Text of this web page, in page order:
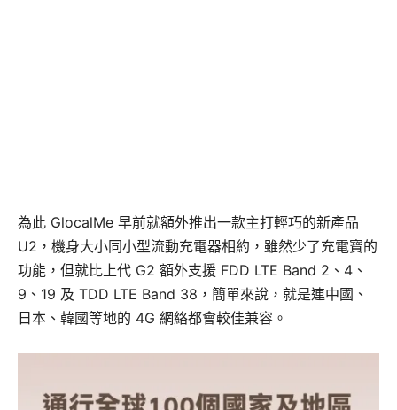
為此 GlocalMe 早前就額外推出一款主打輕巧的新產品
U2，機身大小同小型流動充電器相約，雖然少了充電寶的
功能，但就比上代 G2 額外支援 FDD LTE Band 2、4、
9、19 及 TDD LTE Band 38，簡單來說，就是連中國、
日本、韓國等地的 4G 網絡都會較佳兼容。